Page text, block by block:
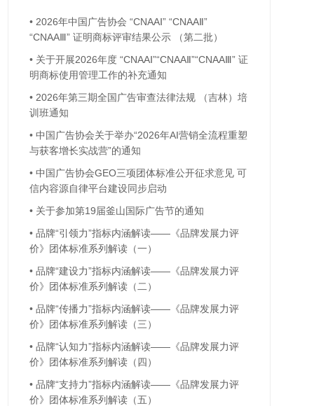
• 2026年中国广告协会 “CNAAⅠ” “CNAAⅡ”
“CNAAⅢ” 证明商标评审结果公示 （第二批）
• 关于开展2026年度 “CNAAⅠ”“CNAAⅡ”“CNAAⅢ” 证
明商标使用管理工作的补充通知
• 2026年第三期全国广告审查法律法规 （吉林）培
训班通知
• 中国广告协会关于举办“2026年AI营销全流程重塑
与获客增长实战营”的通知
• 中国广告协会GEO三项团体标准公开征求意见 可
信内容源自律平台建设同步启动
• 关于参加第19届釜山国际广告节的通知
• 品牌“引领力”指标内涵解读——《品牌发展力评
价》团体标准系列解读（一）
• 品牌“建设力”指标内涵解读——《品牌发展力评
价》团体标准系列解读（二）
• 品牌“传播力”指标内涵解读——《品牌发展力评
价》团体标准系列解读（三）
• 品牌“认知力”指标内涵解读——《品牌发展力评
价》团体标准系列解读（四）
• 品牌“支持力”指标内涵解读——《品牌发展力评
价》团体标准系列解读（五）